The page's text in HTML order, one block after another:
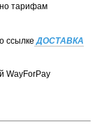
тарифам
ссылке ДОСТАВКА
WayForPay